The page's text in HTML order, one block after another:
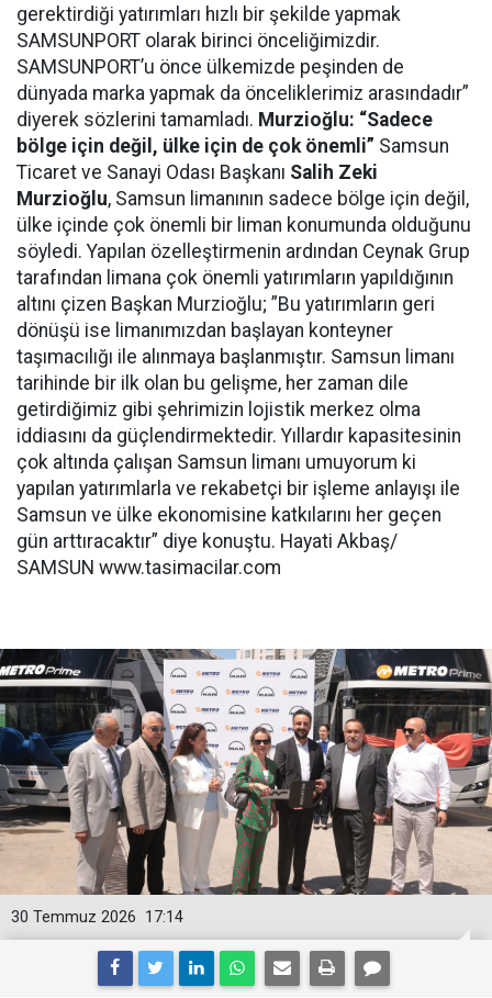
gerektirdiği yatırımları hızlı bir şekilde yapmak
SAMSUNPORT olarak birinci önceliğimizdir.
SAMSUNPORT’u önce ülkemizde peşinden de
dünyada marka yapmak da önceliklerimiz arasındadır”
diyerek sözlerini tamamladı. Murzioğlu: “Sadece
bölge için değil, ülke için de çok önemli” Samsun
Ticaret ve Sanayi Odası Başkanı Salih Zeki
Murzioğlu, Samsun limanının sadece bölge için değil,
ülke içinde çok önemli bir liman konumunda olduğunu
söyledi. Yapılan özelleştirmenin ardından Ceynak Grup
tarafından limana çok önemli yatırımların yapıldığının
altını çizen Başkan Murzioğlu; ”Bu yatırımların geri
dönüşü ise limanımızdan başlayan konteyner
taşımacılığı ile alınmaya başlanmıştır. Samsun limanı
tarihinde bir ilk olan bu gelişme, her zaman dile
getirdiğimiz gibi şehrimizin lojistik merkez olma
iddiasını da güçlendirmektedir. Yıllardır kapasitesinin
çok altında çalışan Samsun limanı umuyorum ki
yapılan yatırımlarla ve rekabetçi bir işleme anlayışı ile
Samsun ve ülke ekonomisine katkılarını her geçen
gün arttıracaktır” diye konuştu. Hayati Akbaş/
SAMSUN www.tasimacilar.com
17:14
30 Temmuz 2026